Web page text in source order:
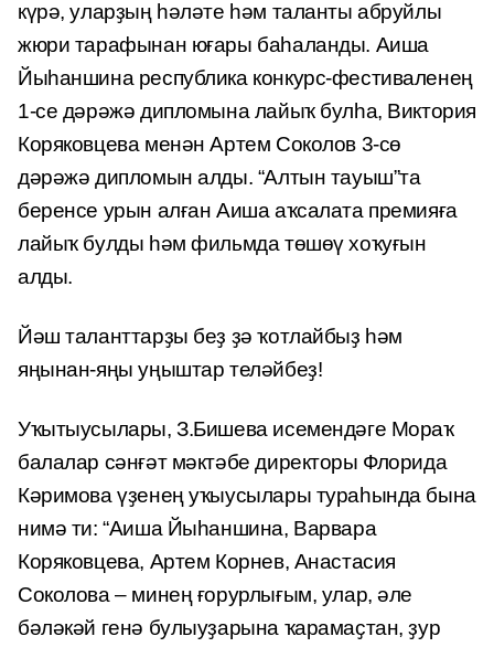
күрә, уларҙың һәләте һәм таланты абруйлы
жюри тарафынан юғары баһаланды. Аиша
Йыһаншина республика конкурс-фестиваленең
1-се дәрәжә дипломына лайыҡ булһа, Виктория
Коряковцева менән Артем Соколов 3-сө
дәрәжә дипломын алды. “Алтын тауыш”та
беренсе урын алған Аиша аҡсалата премияға
лайыҡ булды һәм фильмда төшөү хоҡуғын
алды.
Йәш таланттарҙы беҙ ҙә ҡотлайбыҙ һәм
яңынан-яңы уңыштар теләйбеҙ!
Уҡытыусылары, З.Бишева исемендәге Мораҡ
балалар сәнғәт мәктәбе директоры Флорида
Кәримова үҙенең уҡыусылары тураһында бына
нимә ти: “Аиша Йыһаншина, Варвара
Коряковцева, Артем Корнев, Анастасия
Соколова – минең ғорурлығым, улар, әле
бәләкәй генә булыуҙарына ҡарамаҫтан, ҙур